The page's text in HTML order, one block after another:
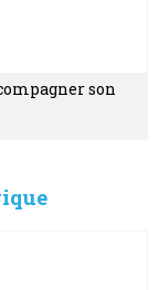
son